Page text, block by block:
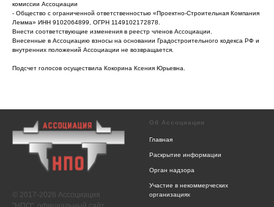
комиссии Ассоциации
- Общество с ограниченной ответственностью «Проектно-Строительная Компания
Лемма» ИНН 9102064899, ОГРН 1149102172878.
Внести соответствующие изменения в реестр членов Ассоциации.
Внесенные в Ассоциацию взносы на основании Градостроительного кодекса РФ и
внутренних положений Ассоциации не возвращается.
Подсчет голосов осуществила Кокорина Ксения Юрьевна.
© 2017-2026 Ассоциация
Об Ассоциации
Главная
Раскрытие информации
Орган надзора
Участие в некоммерческих
организациях